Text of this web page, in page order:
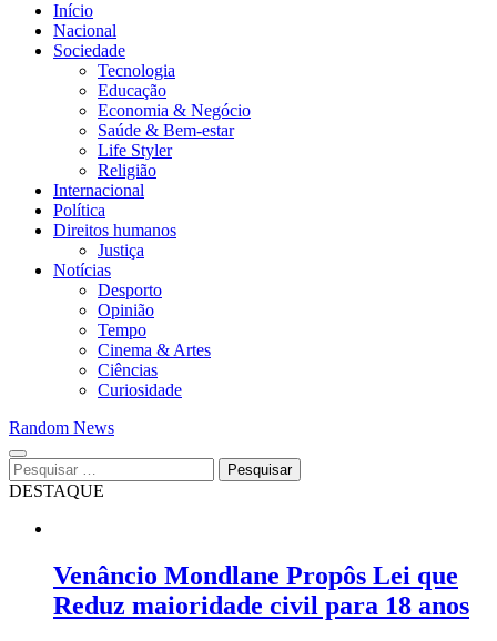
Início
Nacional
Sociedade
Tecnologia
Educação
Economia & Negócio
Saúde & Bem-estar
Life Styler
Religião
Internacional
Política
Direitos humanos
Justiça
Notícias
Desporto
Opinião
Tempo
Cinema & Artes
Ciências
Curiosidade
Random News
Pesquisar
por:
DESTAQUE
Venâncio Mondlane Propôs Lei que
Reduz maioridade civil para 18 anos